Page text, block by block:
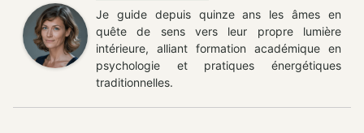
Je guide depuis quinze ans les âmes en
quête de sens vers leur propre lumière
intérieure, alliant formation académique en
psychologie et pratiques énergétiques
traditionnelles.